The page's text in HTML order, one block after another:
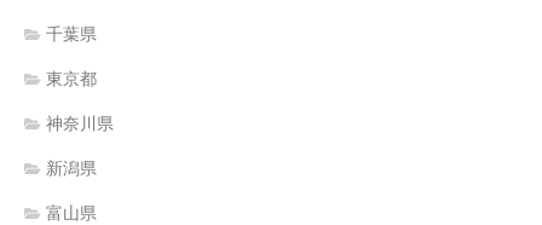
千葉県
東京都
神奈川県
新潟県
富山県